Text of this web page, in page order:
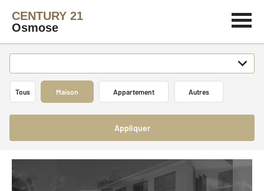
CENTURY 21
Osmose
Tous Maison Appartement Autres
Appliquer